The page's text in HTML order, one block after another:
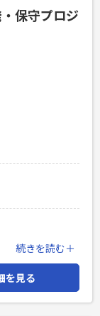
設計および運
・インフラプ
ー経験 ・サー
ェア・アプリ
よび設計書の
および課題管
上
保守プロジ
ジニアを募集
ーザ部門との
機会の多い案
続きを読む＋
を見る